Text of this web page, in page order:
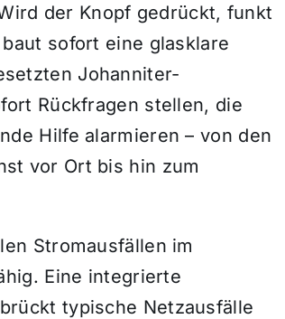
der Knopf gedrückt, funkt
sofort eine glasklare
Johanniter-
Rückfragen stellen, die
Hilfe alarmieren – von den
vor Ort bis hin zum
Stromausfällen im
Eine integrierte
typische Netzausfälle